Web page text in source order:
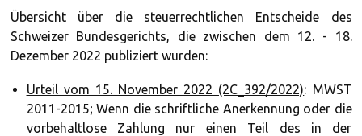
Übersicht über die steuerrechtlichen Entscheide des
Schweizer Bundesgerichts, die zwischen dem 12. - 18.
Dezember 2022 publiziert wurden:
Urteil vom 15. November 2022 (2C_392/2022): MWST
2011-2015; Wenn die schriftliche Anerkennung oder die
vorbehaltlose Zahlung nur einen Teil des in der